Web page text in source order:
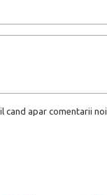
cand apar comentarii noi